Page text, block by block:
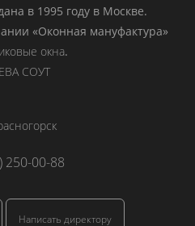
в 1995 году в Москве.
«Оконная мануфактура»
окна.
СОУТ
250-00-88
Написать директору